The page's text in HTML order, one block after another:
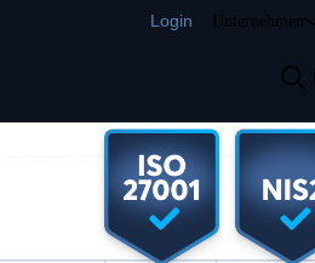
Login Unternehmen